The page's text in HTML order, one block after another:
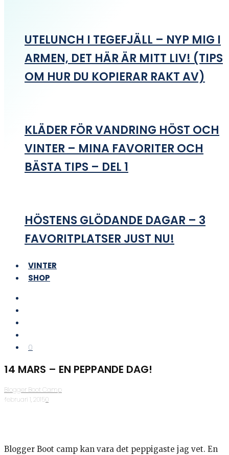
UTELUNCH I TEGEFJÄLL – NYP MIG I
ARMEN, DET HÄR ÄR MITT LIV! (TIPS
OM HUR DU KOPIERAR RAKT AV)
KLÄDER FÖR VANDRING HÖST OCH
VINTER – MINA FAVORITER OCH
BÄSTA TIPS – DEL 1
HÖSTENS GLÖDANDE DAGAR – 3
FAVORITPLATSER JUST NU!
VINTER
SHOP
0
14 MARS – EN PEPPANDE DAG!
Blogger Boot Camp
·februari 1, 2015·0
Blogger Boot camp kan vara det peppigaste jag vet. En